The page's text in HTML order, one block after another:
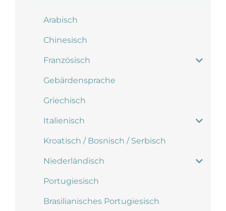
Arabisch
Chinesisch
Französisch
Gebärdensprache
Griechisch
Italienisch
Kroatisch / Bosnisch / Serbisch
Niederländisch
Portugiesisch
Brasilianisches Portugiesisch